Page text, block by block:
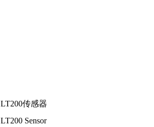
LT200传感器
LT200 Sensor